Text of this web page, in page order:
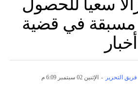
سعياً للحصول
مسبقة في قضية
فريق التحرير - الإثنين 02 سبتمبر 6:09 م